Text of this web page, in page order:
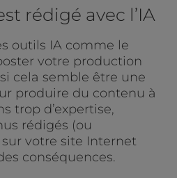
rédigé avec l’IA
outils IA comme le
votre production
cela semble être une
produire du contenu à
trop d’expertise,
rédigés (ou
sur votre site Internet
conséquences.